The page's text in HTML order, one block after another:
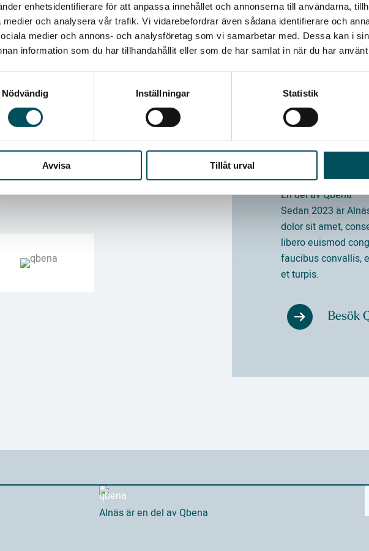
enhetsidentifierare för att anpassa innehållet och annonserna till användarna,
medier och analysera vår trafik. Vi vidarebefordrar även sådana identifierare och
medier och annons- och analysföretag som vi samarbetar med. Dessa kan i
information som du har tillhandahållit eller som de har samlat in när du har
Nödvändig
Inställningar Statistik
Avvisa Tillåt urval
En del av Qbena
Sedan 2023 är
dolor sit amet,
libero euismod
faucibus convallis,
et turpis.
Besök
Alnäs är en del av Qbena